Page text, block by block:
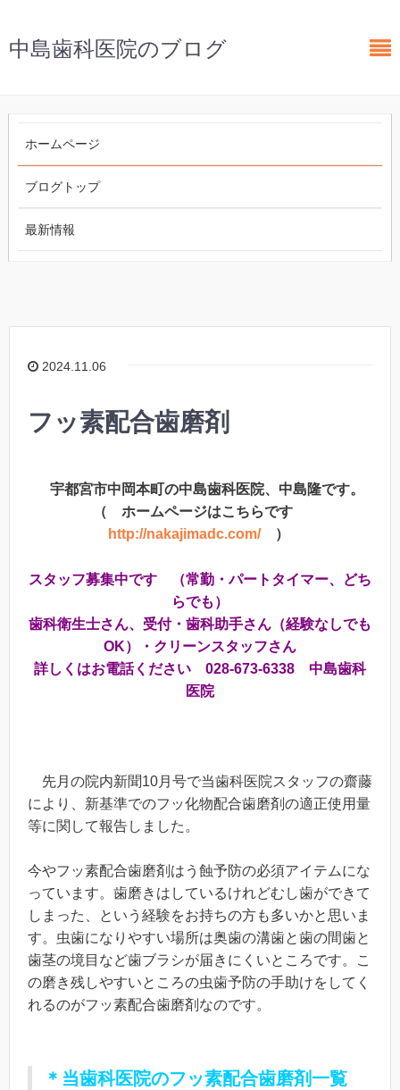
中島歯科医院のブログ
ホームページ
ブログトップ
最新情報
2024.11.06
フッ素配合歯磨剤
宇都宮市中岡本町の中島歯科医院、中島隆です。
（ ホームページはこちらです
http://nakajimadc.com/）
スタッフ募集中です （常勤・パートタイマー、どち
らでも）
歯科衛生士さん、受付・歯科助手さん（経験なしでも
OK）・クリーンスタッフさん
詳しくはお電話ください 028-673-6338 中島歯科
医院
先月の院内新聞10月号で当歯科医院スタッフの齋藤
により、新基準でのフッ化物配合歯磨剤の適正使用量
等に関して報告しました。
今やフッ素配合歯磨剤はう蝕予防の必須アイテムにな
っています。歯磨きはしているけれどむし歯ができて
しまった、という経験をお持ちの方も多いかと思いま
す。虫歯になりやすい場所は奥歯の溝歯と歯の間歯と
歯茎の境目など歯ブラシが届きにくいところです。こ
の磨き残しやすいところの虫歯予防の手助けをしてく
れるのがフッ素配合歯磨剤なのです。
＊当歯科医院のフッ素配合歯磨剤一覧